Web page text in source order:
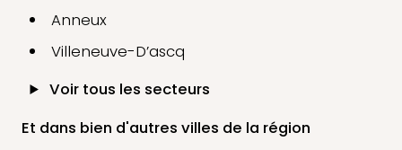
Anneux
Villeneuve-D’ascq
Voir tous les secteurs
Et dans bien d'autres villes de la région